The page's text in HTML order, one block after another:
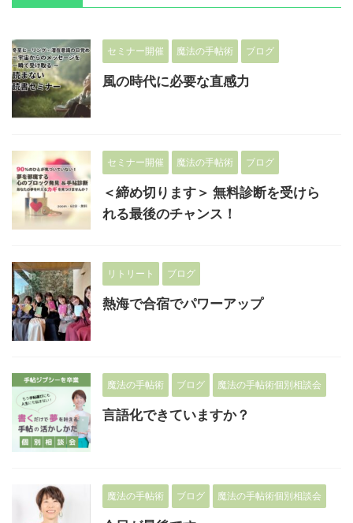
セミナー開催 魔法の手帖術 ブログ
風の時代に必要な直感力
セミナー開催 魔法の手帖術 ブログ
＜締め切ります＞ 無料診断を受けら
れる最後のチャンス！
リトリート ブログ
熱海で合宿でパワーアップ
魔法の手帖術 ブログ 魔法の手帖術個別相談会
言語化できていますか？
魔法の手帖術 ブログ 魔法の手帖術個別相談会